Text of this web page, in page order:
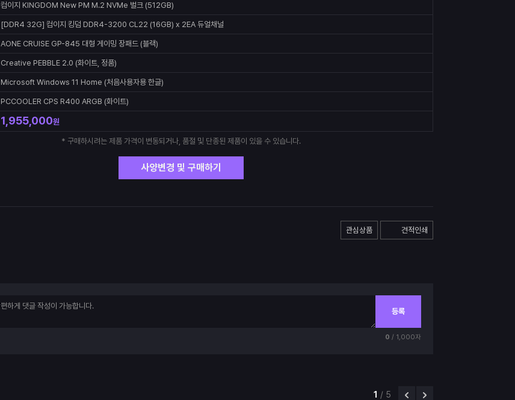
컴이지 KINGDOM New PM M.2 NVMe 벌크 (512GB)
[DDR4 32G] 컴이지 킹덤 DDR4-3200 CL22 (16GB) x 2EA 듀얼채널
AONE CRUISE GP-845 대형 게이밍 장패드 (블랙)
Creative PEBBLE 2.0 (화이트, 정품)
Microsoft Windows 11 Home (처음사용자용 한글)
PCCOOLER CPS R400 ARGB (화이트)
1,955,000원
* 구매하시려는 제품 가격이 변동되거나, 품절 및 단종된 제품이 있을 수 있습니다.
사양변경 및 구매하기
관심상품 견적인쇄
등록
0 / 1,000자
1 / 5